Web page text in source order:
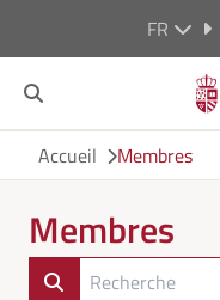
FR
Accueil Membres
Membres